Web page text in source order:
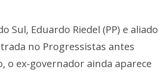
Sul, Eduardo Riedel (PP) e aliado
no Progressistas antes
o ex-governador ainda aparece